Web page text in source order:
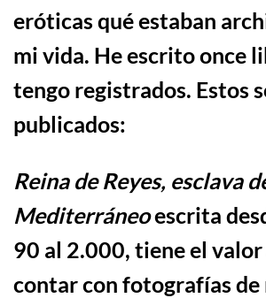
eróticas qué estaban
mi vida. He escritoonce
tengo registrados. Estos
publicados:
Reina de Reyes, esclava
Mediterráneoescrita
90 al 2.000, tiene el valor
contar con fotografías